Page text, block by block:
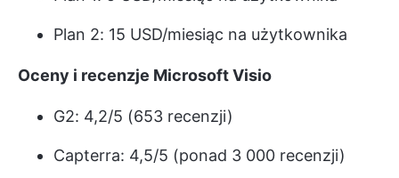
Plan 2: 15 USD/miesiąc na użytkownika
Oceny i recenzje Microsoft Visio
G2: 4,2/5 (653 recenzji)
Capterra: 4,5/5 (ponad 3 000 recenzji)